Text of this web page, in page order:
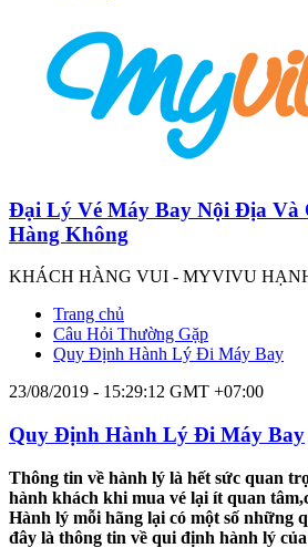
Đại Lý Vé Máy Bay Nội Địa Và
Hàng Không
KHÁCH HÀNG VUI - MYVIVU
Trang chủ
Câu Hỏi Thường Gặp
Quy Định Hành Lý Đi Máy Bay
23/08/2019 - 15:29:12 GMT +07:00
Quy Định Hành Lý Đi Máy Bay
Thông tin về hành lý là hết sức quan
hành khách khi mua vé lại ít quan
Hành lý mỗi hãng lại có một số những
đây là thông tin về qui định hành lý